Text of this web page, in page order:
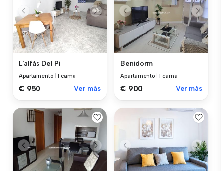
L'alfàs Del Pi
Apartamento |1 cama
€ 950 Ver más
Benidorm
Apartamento |1 cama
€ 900 Ver más